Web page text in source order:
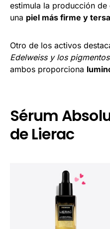
estimula la producción
una piel más firme y tersa
Otro de los activos
Edelweiss y los
ambos proporciona
Sérum
de Lierac